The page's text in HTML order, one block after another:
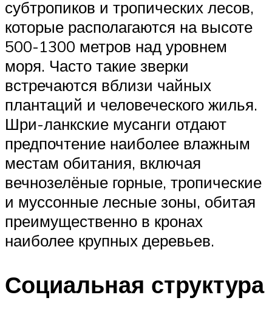
субтропиков и тропических лесов,
которые располагаются на высоте
500-1300 метров над уровнем
моря. Часто такие зверки
встречаются вблизи чайных
плантаций и человеческого жилья.
Шри-ланкские мусанги отдают
предпочтение наиболее влажным
местам обитания, включая
вечнозелёные горные, тропические
и муссонные лесные зоны, обитая
преимущественно в кронах
наиболее крупных деревьев.
Социальная структура